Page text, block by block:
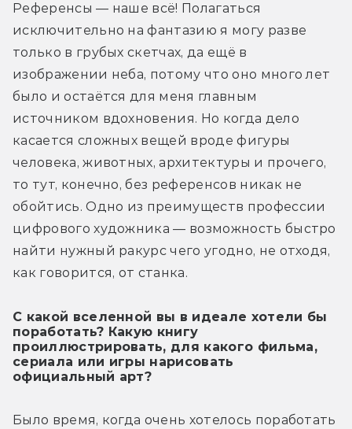
Референсы — наше всё! Полагаться
исключительно на фантазию я могу разве
только в грубых скетчах, да ещё в
изображении неба, потому что оно много лет
было и остаётся для меня главным
источником вдохновения. Но когда дело
касается сложных вещей вроде фигуры
человека, животных, архитектуры и прочего,
то тут, конечно, без референсов никак не
обойтись. Одно из преимуществ профессии
цифрового художника — возможность быстро
найти нужный ракурс чего угодно, не отходя,
как говорится, от станка.
С какой вселенной вы в идеале хотели бы
поработать? Какую книгу
проиллюстрировать, для какого фильма,
сериала или игры нарисовать
официальный арт?
Было время, когда очень хотелось поработать